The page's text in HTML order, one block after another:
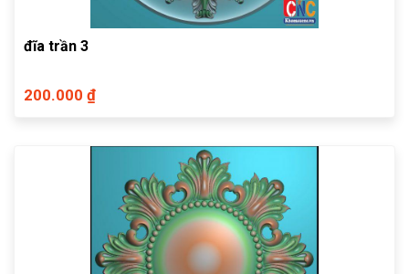
đĩa trần 3
200.000 ₫